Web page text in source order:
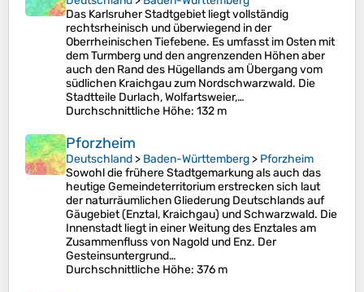
Das Karlsruher Stadtgebiet liegt vollständig
rechtsrheinisch und überwiegend in der
Oberrheinischen Tiefebene. Es umfasst im Osten mit
dem Turmberg und den angrenzenden Höhen aber
auch den Rand des Hügellands am Übergang vom
südlichen Kraichgau zum Nordschwarzwald. Die
Stadtteile Durlach, Wolfartsweier,…
Durchschnittliche Höhe: 132 m
Pforzheim
Deutschland > Baden-Württemberg > Pforzheim
Sowohl die frühere Stadtgemarkung als auch das
heutige Gemeindeterritorium erstrecken sich laut
der naturräumlichen Gliederung Deutschlands auf
Gäugebiet (Enztal, Kraichgau) und Schwarzwald. Die
Innenstadt liegt in einer Weitung des Enztales am
Zusammenfluss von Nagold und Enz. Der
Gesteinsuntergrund…
Durchschnittliche Höhe: 376 m